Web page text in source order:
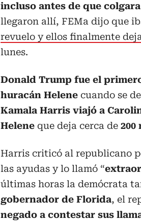
incluso antes de que
llegaron allí, FEMa dijo que
revuelo y ellos finalmente
lunes.
Donald Trump fue el
huracán Helene cuando se
Kamala Harris viajó a
Helene que deja cerca de 200
Harris criticó al republicano
las ayudas y lo llamó “
últimas horas la demócrata
gobernador de Florida, el
negado a contestar sus